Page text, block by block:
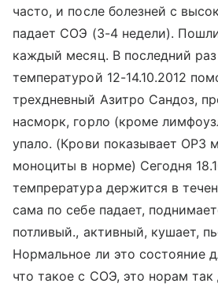
часто, и после болезней с
падает СОЭ (3-4 недели).
каждый месяц. В последний
температурой 12-14.10.2012
трехдневный Азитро Сандоз,
насморк, горло (кроме
упало. (Крови показывает ОРЗ
моноциты в норме) Сегодня
темпрература держится в
сама по себе падает,
потливый., активный, кушает,
Нормальное ли это состояние
что такое с СОЭ, это норам так